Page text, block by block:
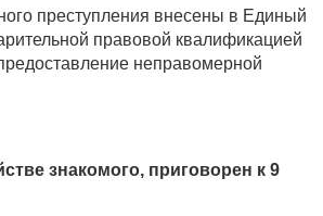
преступления внесены в Единый
правовой квалификацией
неправомерной
знакомого, приговорен к 9